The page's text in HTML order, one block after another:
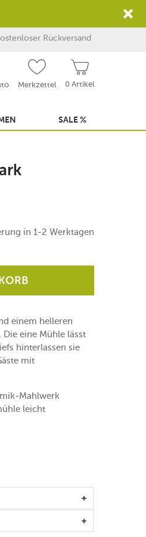
Rückversand
0 Artikel
Merkzettel
SALE %
in 1-2 Werktagen
einem helleren
eine Mühle lässt
hinterlassen sie
mit
Mahlwerk
leicht